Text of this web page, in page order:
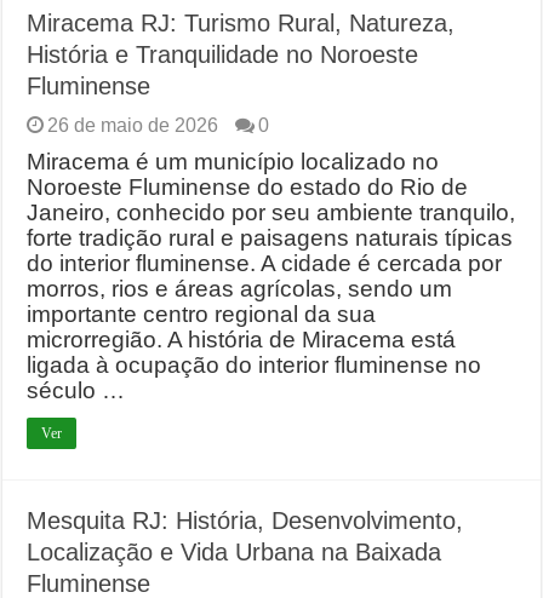
Miracema RJ: Turismo Rural, Natureza,
História e Tranquilidade no Noroeste
Fluminense
26 de maio de 2026 0
Miracema é um município localizado no
Noroeste Fluminense do estado do Rio de
Janeiro, conhecido por seu ambiente tranquilo,
forte tradição rural e paisagens naturais típicas
do interior fluminense. A cidade é cercada por
morros, rios e áreas agrícolas, sendo um
importante centro regional da sua
microrregião. A história de Miracema está
ligada à ocupação do interior fluminense no
século …
Ver
Mesquita RJ: História, Desenvolvimento,
Localização e Vida Urbana na Baixada
Fluminense